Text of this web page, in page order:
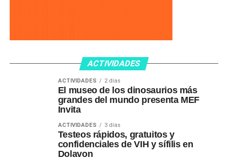
ACTIVIDADES
ACTIVIDADES 2 días
El museo de los dinosaurios más
grandes del mundo presenta MEF
Invita
ACTIVIDADES 3 días
Testeos rápidos, gratuitos y
confidenciales de VIH y sífilis en
Dolavon